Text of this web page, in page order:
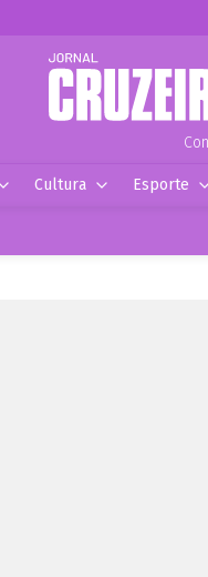
Cultura Esporte